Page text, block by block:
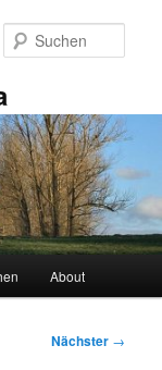
About
Nächster →